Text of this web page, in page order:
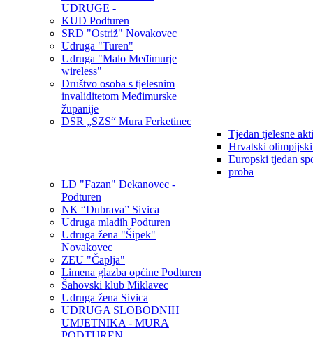
UDRUGE -
KUD Podturen
SRD "Ostriž" Novakovec
Udruga "Turen"
Udruga "Malo Međimurje
wireless"
Društvo osoba s tjelesnim
invaliditetom Međimurske
županije
DSR „SZS“ Mura Ferketinec
Tjedan tjelesne
Hrvatski
Europski tjedan
proba
LD "Fazan" Dekanovec -
Podturen
NK “Dubrava” Sivica
Udruga mladih Podturen
Udruga žena "Šipek"
Novakovec
ZEU "Čaplja"
Limena glazba općine Podturen
Šahovski klub Miklavec
Udruga žena Sivica
UDRUGA SLOBODNIH
UMJETNIKA - MURA